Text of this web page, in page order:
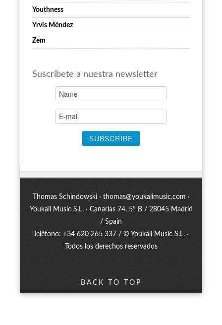
Youthness
Yrvis Méndez
Zem
Suscríbete a nuestra newsletter
Thomas Schindowski · thomas@youkalimusic.com ·
Youkali Music S.L. · Canarias 74, 5º B / 28045 Madrid
/ Spain
Teléfono: +34 620 265 337 / © Youkali Music S.L. ·
Todos los derechos reservados
BACK TO TOP